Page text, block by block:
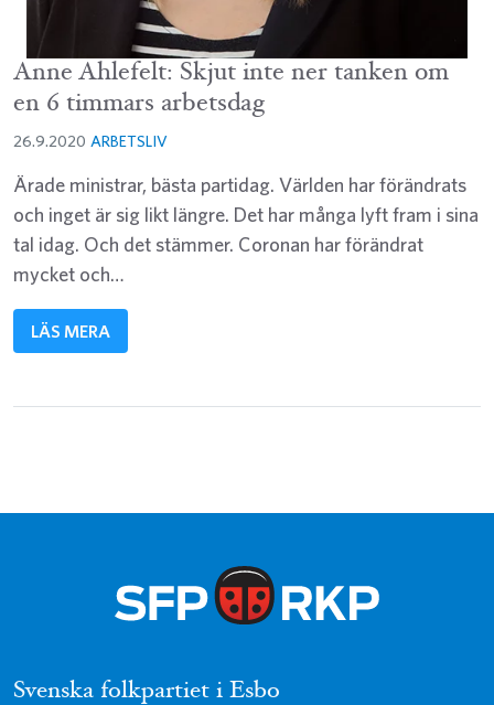
Anne Ahlefelt: Skjut inte ner tanken om
en 6 timmars arbetsdag
26.9.2020 ARBETSLIV
Ärade ministrar, bästa partidag. Världen har förändrats
och inget är sig likt längre. Det har många lyft fram i sina
tal idag. Och det stämmer. Coronan har förändrat
mycket och…
LÄS MERA
Svenska folkpartiet i Esbo